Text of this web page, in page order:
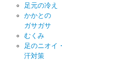
足元の冷え
かかとの
ガサガサ
むくみ
足のニオイ・
汗対策